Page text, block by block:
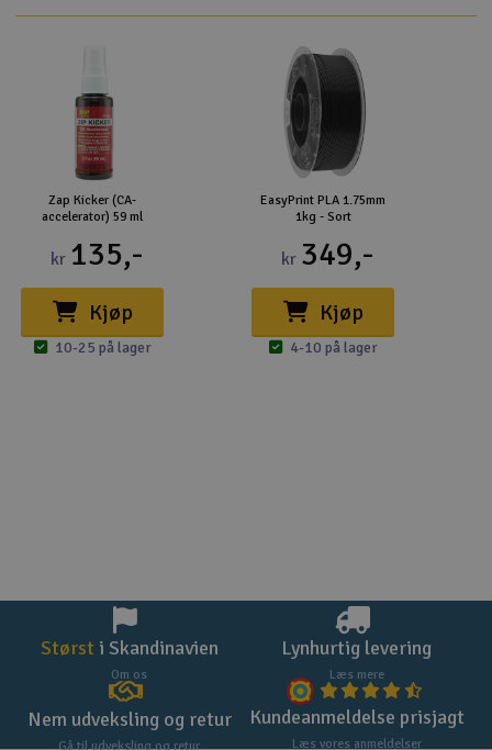
Zap Kicker (CA-
accelerator) 59 ml
kr 135,-
Kjøp
10-25 på lager
EasyPrint PLA 1.75mm
1kg - Sort
kr 349,-
Kjøp
4-10 på lager
Størst i Skandinavien
Om os
Lynhurtig levering
Læs mere
Nem udveksling og retur
Gå til udveksling og retur
Kundeanmeldelse prisjagt
Læs vores anmeldelser